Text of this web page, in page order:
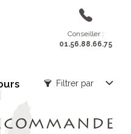
Conseiller :
01.56.88.66.75
Filtrer par